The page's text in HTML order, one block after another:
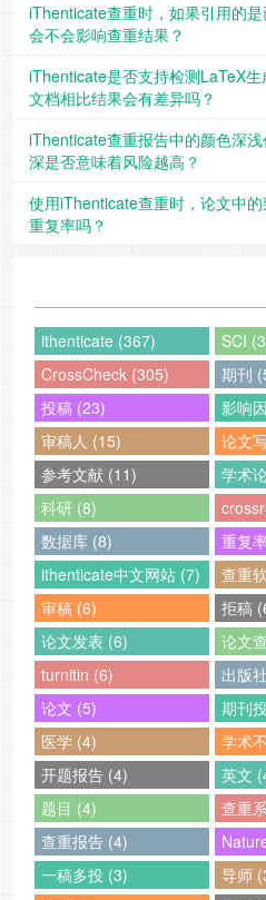
iThenticate查重时，如果引用的是
会不会影响查重结果？
iThenticate是否支持检测LaTeX
文档相比结果会有差异吗？
iThenticate查重报告中的颜色深
深是否意味着风险越高？
使用iThenticate查重时，论文中
重复率吗？
ithenticate (367)
SCI
CrossCheck (305)
期刊
投稿 (23)
影响
审稿人 (15)
论文
参考文献 (11)
学术
科研 (8)
数据库 (8)
重复
ithenticate中文网站 (7)
查重
审稿 (6)
拒稿
论文发表 (6)
论文
turnitin (6)
出版
论文 (5)
期刊
医学 (4)
学术
开题报告 (4)
英文
题目 (4)
查重
查重报告 (4)
一稿多投 (3)
导师